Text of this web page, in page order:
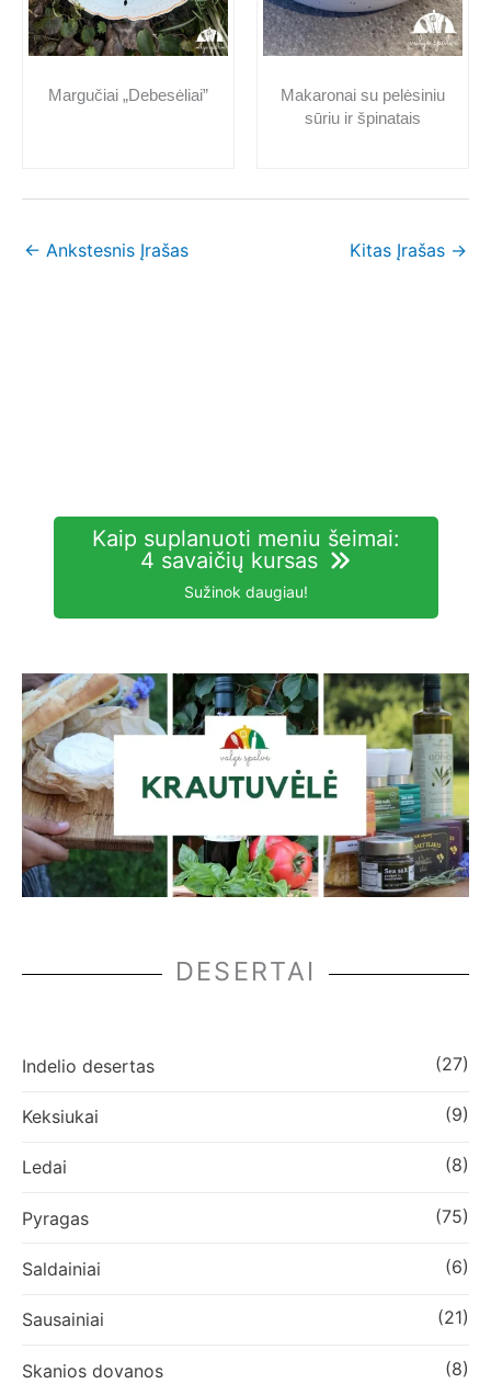
Margučiai „Debesėliai”
Makaronai su pelėsiniu
sūriu ir špinatais
← Ankstesnis Įrašas Kitas Įrašas →
Kaip suplanuoti meniu šeimai:
4 savaičių kursas
Sužinok daugiau!
DESERTAI
Indelio desertas (27)
Keksiukai (9)
Ledai (8)
Pyragas (75)
Saldainiai (6)
Sausainiai (21)
Skanios dovanos (8)